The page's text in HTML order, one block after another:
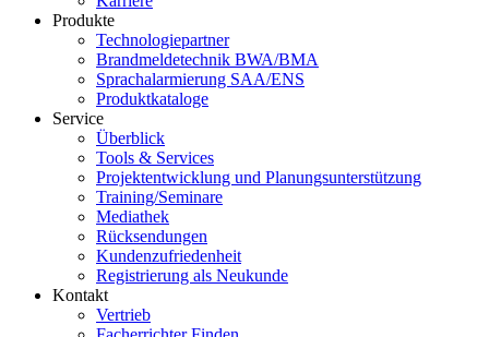
Produkte
Technologiepartner
Brandmeldetechnik BWA/BMA
Sprachalarmierung SAA/ENS
Produktkataloge
Service
Überblick
Tools & Services
Projektentwicklung und Planungsunterstützung
Training/Seminare
Mediathek
Rücksendungen
Kundenzufriedenheit
Registrierung als Neukunde
Kontakt
Vertrieb